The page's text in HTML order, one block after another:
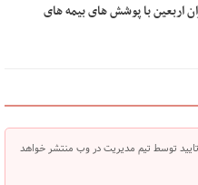
اربعین با پوشش های بیمه های
توسط تیم مدیریت در وب منتشر خواهد